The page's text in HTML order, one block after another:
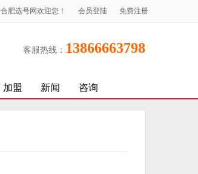
合肥选号网欢迎您！ 会员登陆 免费注册
客服热线： 13866663798
加盟 新闻 咨询